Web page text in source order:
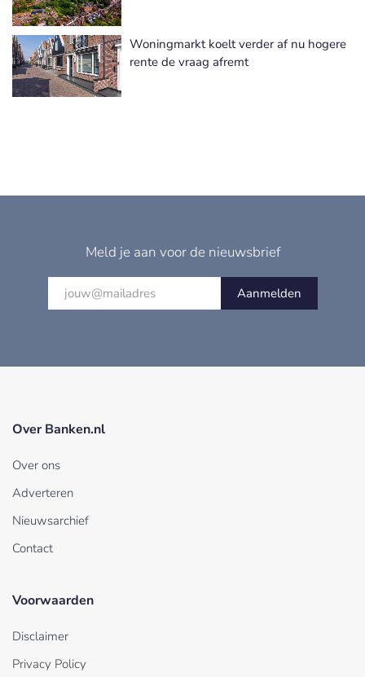
Woningmarkt koelt verder af nu hogere
rente de vraag afremt
Meld je aan voor de nieuwsbrief
Aanmelden
Over Banken.nl
Over ons
Adverteren
Nieuwsarchief
Contact
Voorwaarden
Disclaimer
Privacy Policy